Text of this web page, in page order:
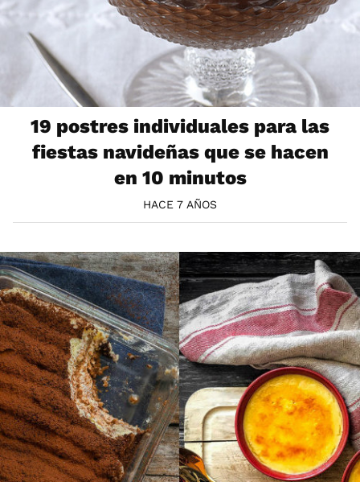
19 postres individuales para las
fiestas navideñas que se hacen
en 10 minutos
HACE 7 AÑOS